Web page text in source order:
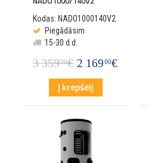
Kodas: NADO1000140V2
Piegādāsim
15-30 d.d.
3 35900€ 2 16900€
Į krepšelį